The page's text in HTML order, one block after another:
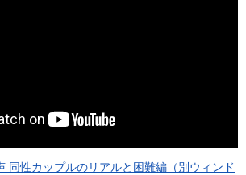
同性カップルのリアルと困難編（別ウィンド